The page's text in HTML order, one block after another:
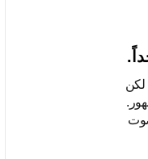
لكن
لها قصير تقريباً ١٠ شهور.
صوت